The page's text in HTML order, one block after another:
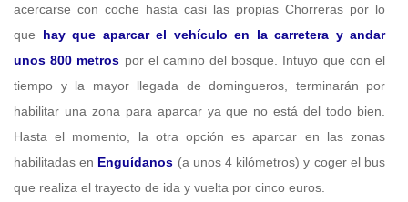
acercarse con coche hasta casi las propias Chorreras por lo
que hay que aparcar el vehículo en la carretera y andar
unos 800 metros por el camino del bosque. Intuyo que con el
tiempo y la mayor llegada de domingueros, terminarán por
habilitar una zona para aparcar ya que no está del todo bien.
Hasta el momento, la otra opción es aparcar en las zonas
habilitadas en Enguídanos (a unos 4 kilómetros) y coger el bus
que realiza el trayecto de ida y vuelta por cinco euros.